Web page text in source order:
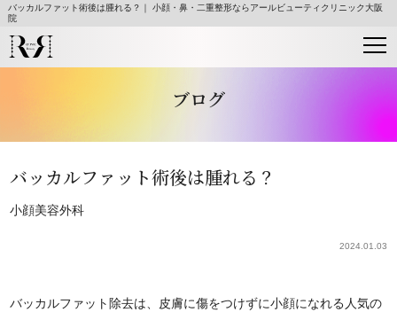
バッカルファット術後は腫れる？｜ 小顔・鼻・二重整形ならアールビューティクリニック大阪
院
ブログ
バッカルファット術後は腫れる？
小顔美容外科
2024.01.03
バッカルファット除去は、皮膚に傷をつけずに小顔になれる人気の